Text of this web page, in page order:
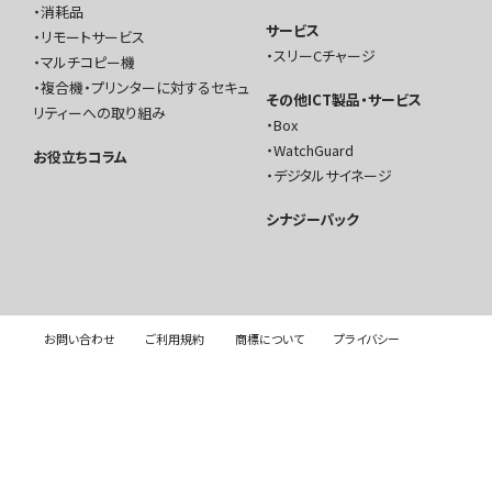
消耗品
リモートサービス
マルチコピー機
複合機・プリンターに対するセキュ
リティーへの取り組み
お役立ちコラム
サービス
スリーCチャージ
その他ICT製品・サービス
Box
WatchGuard
デジタルサイネージ
シナジーパック
お問い合わせ ご利用規約 商標について プライバシー